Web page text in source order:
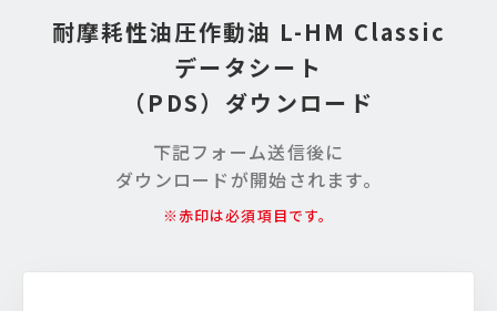
耐摩耗性油圧作動油 L-HM Classic
データシート
（PDS）ダウンロード
下記フォーム送信後に
ダウンロードが開始されます。
※赤印は必須項目です。